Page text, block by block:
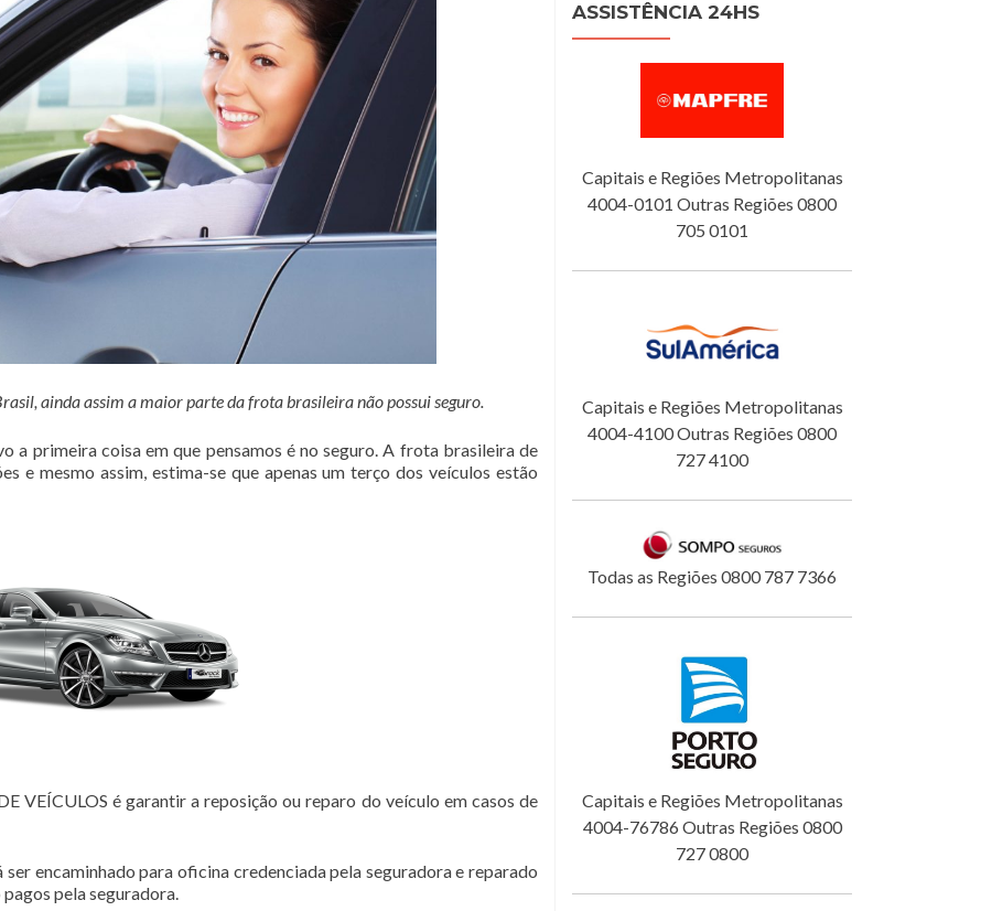
ainda assim a maior parte da frota brasileira não possui seguro.
a primeira coisa em que pensamos é no seguro. A frota brasileira de
e mesmo assim, estima-se que apenas um terço dos veículos estão
VEÍCULOS é garantir a reposição ou reparo do veículo em casos de
encaminhado para oficina credenciada pela seguradora e reparado
pela seguradora.
ASSISTÊNCIA 24HS
Capitais e Regiões Metropolitanas
4004-0101 Outras Regiões 0800
705 0101
Capitais e Regiões Metropolitanas
4004-4100 Outras Regiões 0800
727 4100
Todas as Regiões 0800 787 7366
Capitais e Regiões Metropolitanas
4004-76786 Outras Regiões 0800
727 0800